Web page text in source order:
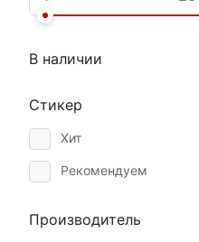
В наличии
Стикер
Хит
Рекомендуем
Производитель